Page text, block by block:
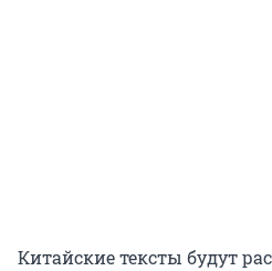
Китайские тексты будут